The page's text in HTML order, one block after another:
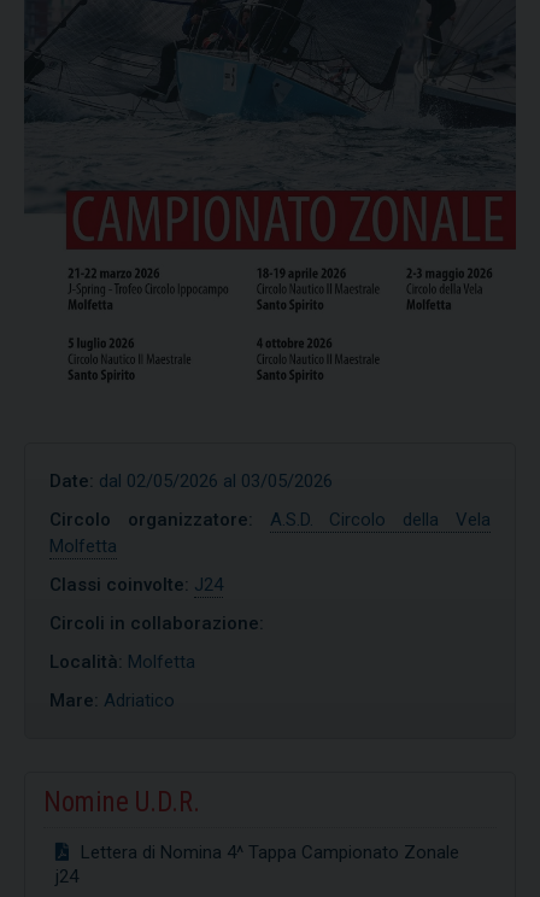
Date: dal 02/05/2026 al 03/05/2026
Circolo organizzatore:
A.S.D. Circolo della Vela
Molfetta
Classi coinvolte: J24
Circoli in collaborazione:
Località: Molfetta
Mare: Adriatico
Nomine U.D.R.
Lettera di Nomina 4^ Tappa Campionato Zonale
j24